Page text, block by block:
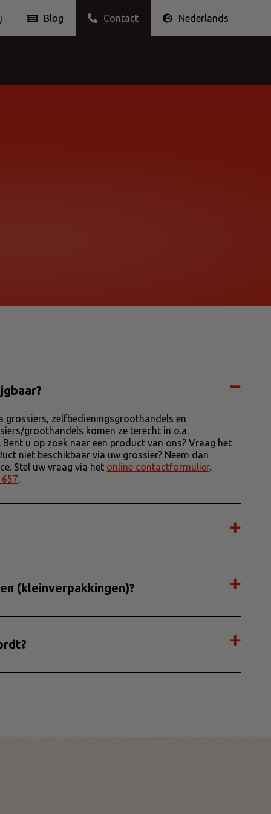
Ethisch zaken doen
Blog Contact Nederlands
Nederlands English Français
grossiers, zelfbedieningsgroothandels en
groothandels komen ze terecht in o.a.
u op zoek naar een product van ons? Vraag het
niet beschikbaar via uw grossier? Neem dan
Stel uw vraag via het online contactformulier.
.
(kleinverpakkingen)?